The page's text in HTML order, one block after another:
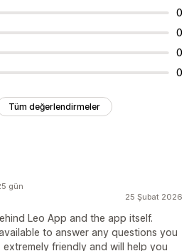
0
0
0
0
Tüm değerlendirmeler
25 Şubat 2026
Leo App and the app itself.
to answer any questions you
friendly and will help you
gün